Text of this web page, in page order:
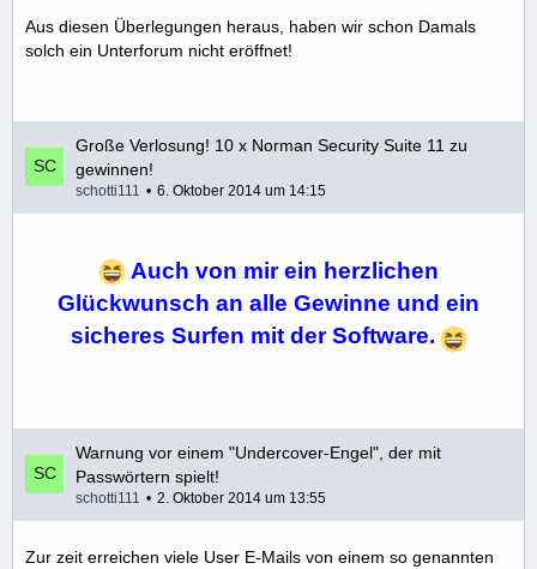
Aus diesen Überlegungen heraus, haben wir schon Damals
solch ein Unterforum nicht eröffnet!
Große Verlosung! 10 x Norman Security Suite 11 zu
gewinnen!
schotti111 6. Oktober 2014 um 14:15
Auch von mir ein herzlichen
Glückwunsch an alle Gewinne und ein
sicheres Surfen mit der Software.
Warnung vor einem "Undercover-Engel", der mit
Passwörtern spielt!
schotti111 2. Oktober 2014 um 13:55
Zur zeit erreichen viele User E-Mails von einem so genannten